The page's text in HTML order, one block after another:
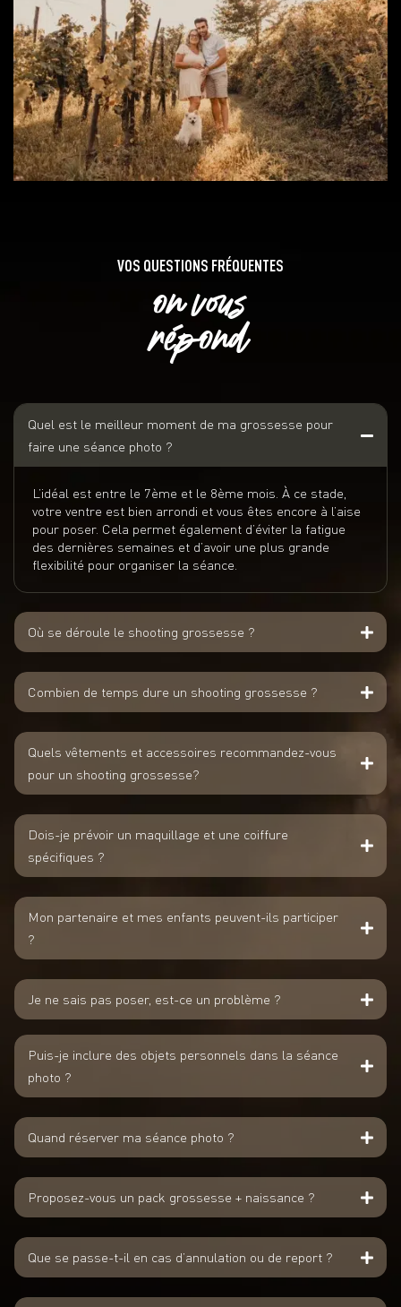
VOS QUESTIONS FRÉQUENTES
on vous
répond
Quel est le meilleur moment de ma grossesse pour
faire une séance photo ?
L’idéal est entre le 7ème et le 8ème mois. À ce stade,
votre ventre est bien arrondi et vous êtes encore à l’aise
pour poser. Cela permet également d’éviter la fatigue
des dernières semaines et d’avoir une plus grande
flexibilité pour organiser la séance.
Où se déroule le shooting grossesse ?
Combien de temps dure un shooting grossesse ?
Quels vêtements et accessoires recommandez-vous
pour un shooting grossesse?
Dois-je prévoir un maquillage et une coiffure
spécifiques ?
Mon partenaire et mes enfants peuvent-ils participer
?
Je ne sais pas poser, est-ce un problème ?
Puis-je inclure des objets personnels dans la séance
photo ?
Quand réserver ma séance photo ?
Proposez-vous un pack grossesse + naissance ?
Que se passe-t-il en cas d’annulation ou de report ?